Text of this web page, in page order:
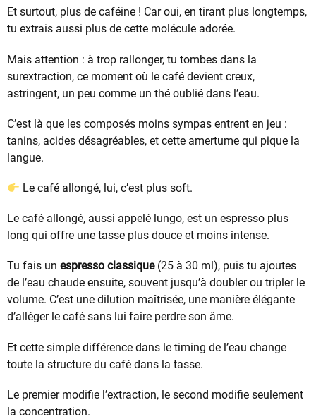
Et surtout, plus de caféine ! Car oui, en tirant plus longtemps,
tu extrais aussi plus de cette molécule adorée.
Mais attention : à trop rallonger, tu tombes dans la
surextraction, ce moment où le café devient creux,
astringent, un peu comme un thé oublié dans l’eau.
C’est là que les composés moins sympas entrent en jeu :
tanins, acides désagréables, et cette amertume qui pique la
langue.
Le café allongé, lui, c’est plus soft.
Le café allongé, aussi appelé lungo, est un espresso plus
long qui offre une tasse plus douce et moins intense.
Tu fais un espresso classique(25 à 30 ml), puis tu ajoutes
de l’eau chaude ensuite, souvent jusqu’à doubler ou tripler le
volume. C’est une dilution maîtrisée, une manière élégante
d’alléger le café sans lui faire perdre son âme.
Et cette simple différence dans le timing de l’eau change
toute la structure du café dans la tasse.
Le premier modifie l’extraction, le second modifie seulement
la concentration.